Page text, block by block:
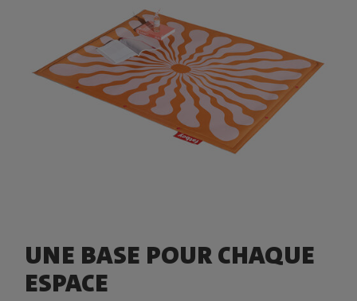
UNE BASE POUR CHAQUE
ESPACE